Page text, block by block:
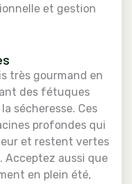
et gestion
très gourmand en
des fétuques
sécheresse. Ces
profondes qui
et restent vertes
Acceptez aussi que
en plein été,